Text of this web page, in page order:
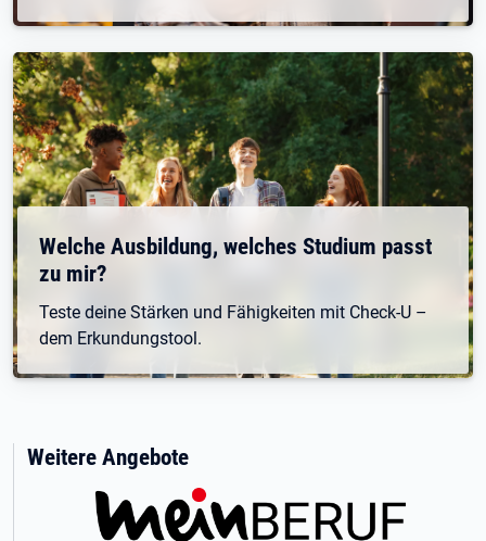
Welche Ausbildung, welches Studium passt
zu mir?
Teste deine Stärken und Fähigkeiten mit Check-U –
dem Erkundungstool.
Weitere Angebote